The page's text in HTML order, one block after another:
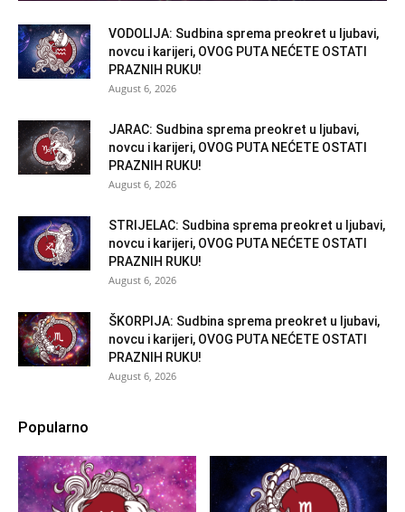
VODOLIJA: Sudbina sprema preokret u ljubavi,
novcu i karijeri, OVOG PUTA NEĆETE OSTATI
PRAZNIH RUKU!
August 6, 2026
JARAC: Sudbina sprema preokret u ljubavi,
novcu i karijeri, OVOG PUTA NEĆETE OSTATI
PRAZNIH RUKU!
August 6, 2026
STRIJELAC: Sudbina sprema preokret u ljubavi,
novcu i karijeri, OVOG PUTA NEĆETE OSTATI
PRAZNIH RUKU!
August 6, 2026
ŠKORPIJA: Sudbina sprema preokret u ljubavi,
novcu i karijeri, OVOG PUTA NEĆETE OSTATI
PRAZNIH RUKU!
August 6, 2026
Popularno